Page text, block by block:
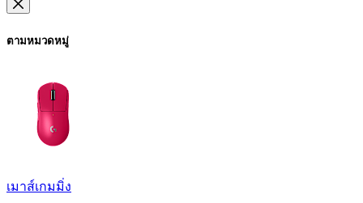
ตามหมวดหมู่
เมาส์เกมมิ่ง